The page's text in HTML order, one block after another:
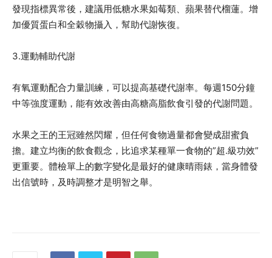
發現指標異常後，建議用低糖水果如莓類、蘋果替代榴蓮。增
加優質蛋白和全穀物攝入，幫助代謝恢復。
3.運動輔助代謝
有氧運動配合力量訓練，可以提高基礎代謝率。每週150分鐘
中等強度運動，能有效改善由高糖高脂飲食引發的代謝問題。
水果之王的王冠雖然閃耀，但任何食物過量都會變成甜蜜負
擔。建立均衡的飲食觀念，比追求某種單一食物的”超.級功效”
更重要。體檢單上的數字變化是最好的健康晴雨錶，當身體發
出信號時，及時調整才是明智之舉。